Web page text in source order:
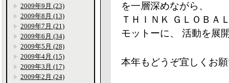
を一層深めながら、
ＴＨＩＮＫ ＧＬＯＢＡ
モットーに、 活動を展
本年もどうぞ宜しくお
2009年9月 (23)
2009年8月 (13)
2009年7月 (21)
2009年6月 (34)
2009年5月 (28)
2009年4月 (15)
2009年3月 (17)
2009年2月 (24)